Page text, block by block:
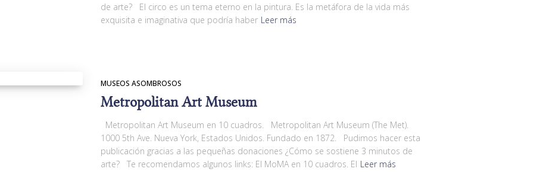
de arte? El circo es un tema eterno en la pintura. Es la metáfora de la vida más
exquisita e imaginativa que podría haber Leer más
MUSEOS ASOMBROSOS
Metropolitan Art Museum
Metropolitan Art Museum en 10 cuadros. Metropolitan Art Museum (The Met).
1000 5th Ave. Nueva York, Estados Unidos. Fundado en 1872. Pudimos hacer esta
publicación gracias a las pequeñas donaciones ¿Cómo se sostiene 3 minutos de
arte? Te recomendamos algunos links: El MoMA en 10 cuadros. El Leer más